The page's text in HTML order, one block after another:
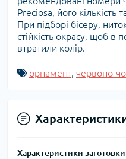
Preciosa, його кількість
При підборі бісеру,
стійкість окрасу, щоб
втратили колір.
орнамент, червоно-
Характеристики заготовки